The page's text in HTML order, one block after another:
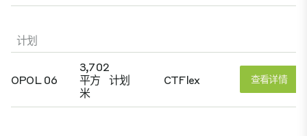
计划
OPOL 06
3,702
平方
米
计划 CTFlex 查看详情